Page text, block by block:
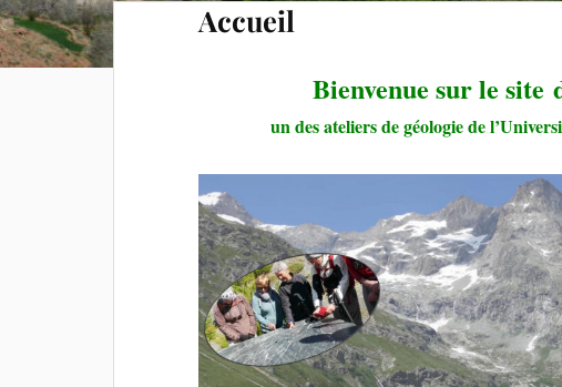
Accueil
Bienvenue sur le site
un des ateliers de géologie de